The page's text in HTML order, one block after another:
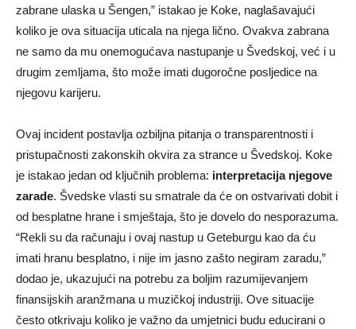
zabrane ulaska u Šengen,” istakao je Koke, naglašavajući
koliko je ova situacija uticala na njega lično. Ovakva zabrana
ne samo da mu onemogućava nastupanje u Švedskoj, već i u
drugim zemljama, što može imati dugoročne posljedice na
njegovu karijeru.
Ovaj incident postavlja ozbiljna pitanja o transparentnosti i
pristupačnosti zakonskih okvira za strance u Švedskoj. Koke
je istakao jedan od ključnih problema: interpretacija njegove
zarade. Švedske vlasti su smatrale da će on ostvarivati dobit i
od besplatne hrane i smještaja, što je dovelo do nesporazuma.
“Rekli su da računaju i ovaj nastup u Geteburgu kao da ću
imati hranu besplatno, i nije im jasno zašto negiram zaradu,”
dodao je, ukazujući na potrebu za boljim razumijevanjem
finansijskih aranžmana u muzičkoj industriji. Ove situacije
često otkrivaju koliko je važno da umjetnici budu educirani o